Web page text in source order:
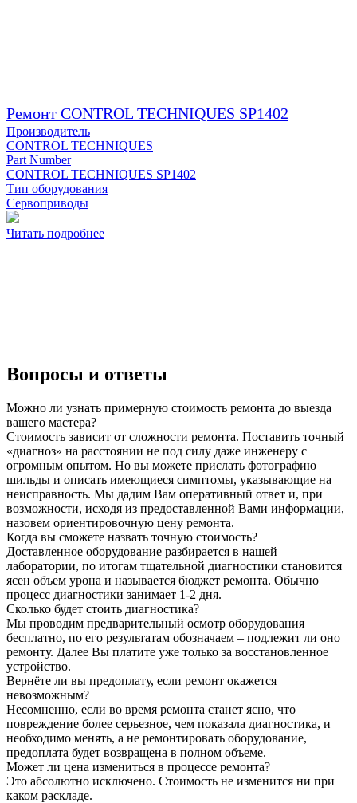
Ремонт CONTROL TECHNIQUES SP1402
Производитель
CONTROL TECHNIQUES
Part Number
CONTROL TECHNIQUES SP1402
Тип оборудования
Сервоприводы
Читать подробнее
Вопросы и ответы
Можно ли узнать примерную стоимость ремонта до выезда
вашего мастера?
Стоимость зависит от сложности ремонта. Поставить точный
«диагноз» на расстоянии не под силу даже инженеру с
огромным опытом. Но вы можете прислать фотографию
шильды и описать имеющиеся симптомы, указывающие на
неисправность. Мы дадим Вам оперативный ответ и, при
возможности, исходя из предоставленной Вами информации,
назовем ориентировочную цену ремонта.
Когда вы сможете назвать точную стоимость?
Доставленное оборудование разбирается в нашей
лаборатории, по итогам тщательной диагностики становится
ясен объем урона и называется бюджет ремонта. Обычно
процесс диагностики занимает 1-2 дня.
Сколько будет стоить диагностика?
Мы проводим предварительный осмотр оборудования
бесплатно, по его результатам обозначаем – подлежит ли оно
ремонту. Далее Вы платите уже только за восстановленное
устройство.
Вернёте ли вы предоплату, если ремонт окажется
невозможным?
Несомненно, если во время ремонта станет ясно, что
повреждение более серьезное, чем показала диагностика, и
необходимо менять, а не ремонтировать оборудование,
предоплата будет возвращена в полном объеме.
Может ли цена измениться в процессе ремонта?
Это абсолютно исключено. Стоимость не изменится ни при
каком раскладе.